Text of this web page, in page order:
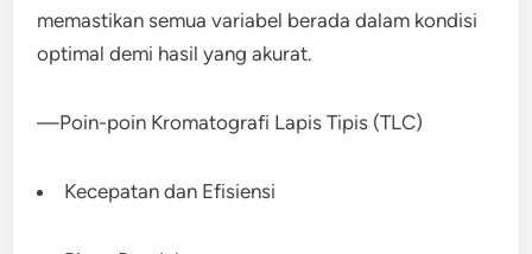
memastikan semua variabel berada dalam kondisi
optimal demi hasil yang akurat.
—Poin-poin Kromatografi Lapis Tipis (TLC)
Kecepatan dan Efisiensi